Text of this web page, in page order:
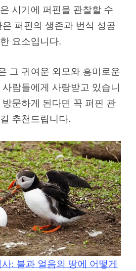
시기에 퍼핀을 관찰할 수
퍼핀의 생존과 번식 성공
요소입니다.
그 귀여운 외모와 흥미로운
람들에게 사랑받고 있습니
문하게 된다면 꼭 퍼핀 관
추천드립니다.
: 불과 얼음의 땅에 어떻게